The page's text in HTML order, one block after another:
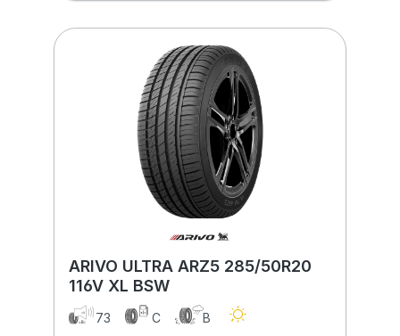
ARIVO ULTRA ARZ5 285/50R20
116V XL BSW
73 C
B